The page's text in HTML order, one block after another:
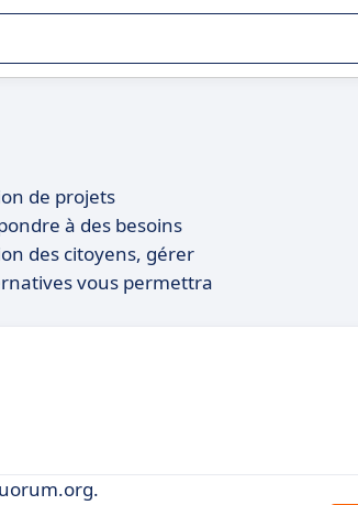
en entreprise.
de projets
à des besoins
des citoyens, gérer
vous permettra